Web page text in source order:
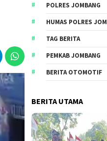
POLRES JOMBANG
HUMAS POLRES
TAG BERITA
PEMKAB JOMBANG
BERITA OTOMOTIF
BERITA UTAMA